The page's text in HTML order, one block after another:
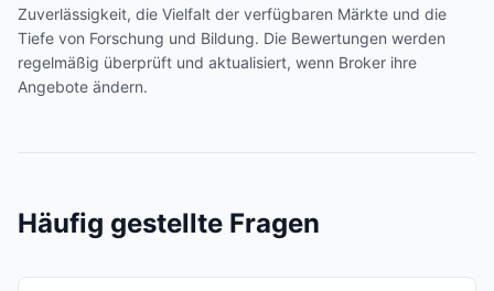
Zuverlässigkeit, die Vielfalt der verfügbaren Märkte und die
Tiefe von Forschung und Bildung. Die Bewertungen werden
regelmäßig überprüft und aktualisiert, wenn Broker ihre
Angebote ändern.
Häufig gestellte Fragen